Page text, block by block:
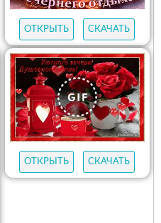
ОТКРЫТЬ СКАЧАТЬ
ОТКРЫТЬ СКАЧАТЬ